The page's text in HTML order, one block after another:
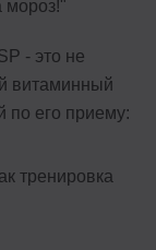
мороз!"
- это не
витаминный
по его приему:
тренировка